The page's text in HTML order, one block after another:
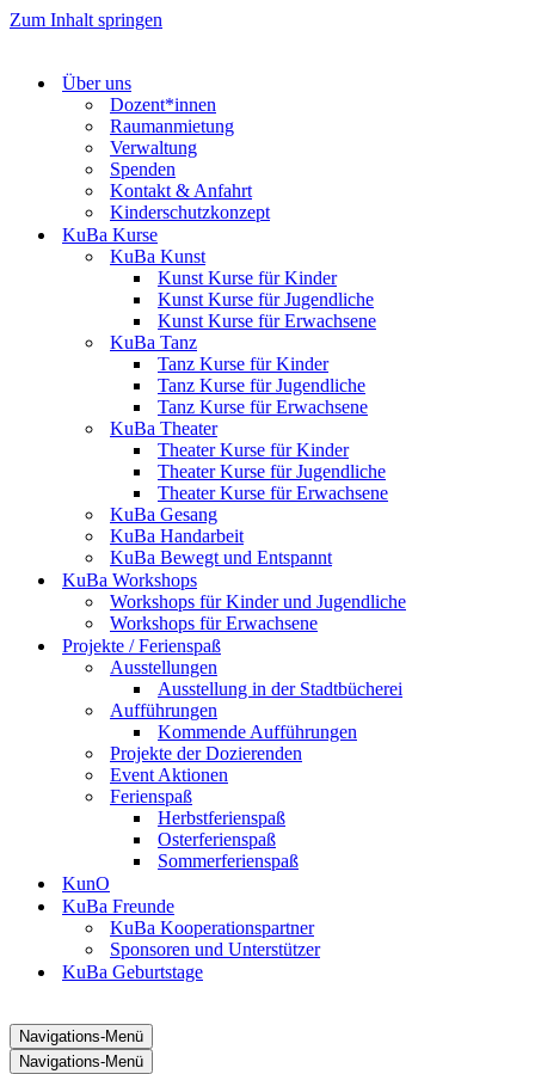
Zum Inhalt springen
Über uns
Dozent*innen
Raumanmietung
Verwaltung
Spenden
Kontakt & Anfahrt
Kinderschutzkonzept
KuBa Kurse
KuBa Kunst
Kunst Kurse für Kinder
Kunst Kurse für Jugendliche
Kunst Kurse für Erwachsene
KuBa Tanz
Tanz Kurse für Kinder
Tanz Kurse für Jugendliche
Tanz Kurse für Erwachsene
KuBa Theater
Theater Kurse für Kinder
Theater Kurse für Jugendliche
Theater Kurse für Erwachsene
KuBa Gesang
KuBa Handarbeit
KuBa Bewegt und Entspannt
KuBa Workshops
Workshops für Kinder und Jugendliche
Workshops für Erwachsene
Projekte / Ferienspaß
Ausstellungen
Ausstellung in der Stadtbücherei
Aufführungen
Kommende Aufführungen
Projekte der Dozierenden
Event Aktionen
Ferienspaß
Herbstferienspaß
Osterferienspaß
Sommerferienspaß
KunO
KuBa Freunde
KuBa Kooperationspartner
Sponsoren und Unterstützer
KuBa Geburtstage
Navigations-Menü
Navigations-Menü